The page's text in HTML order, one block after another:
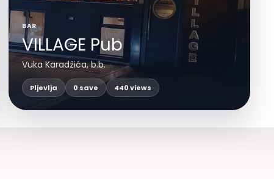
BAR
VILLAGE Pub
Vuka Karadžića, b.b.
Pljevlja 0 save 440 views